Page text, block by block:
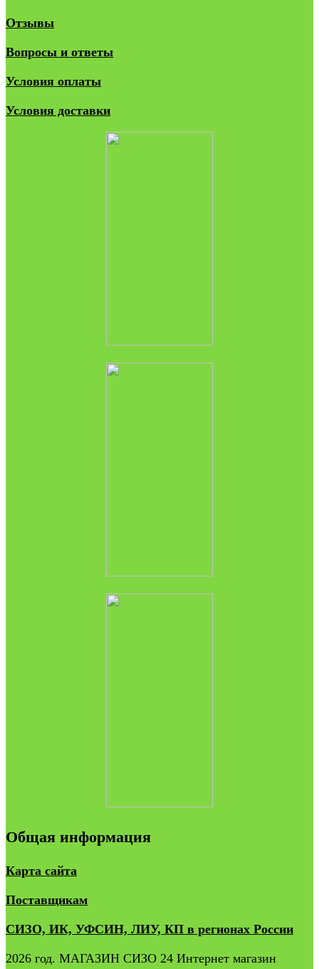
Отзывы
Вопросы и ответы
Условия оплаты
Условия доставки
Общая информация
Карта сайта
Поставщикам
СИЗО, ИК, УФСИН, ЛИУ, КП в регионах России
2026 год. МАГАЗИН СИЗО 24 Интернет магазин